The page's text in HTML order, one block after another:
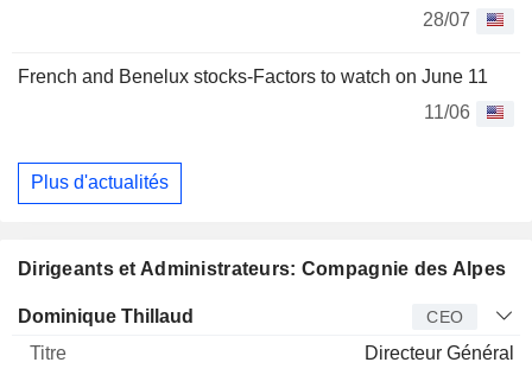
28/07
French and Benelux stocks-Factors to watch on June 11
11/06
Plus d'actualités
Dirigeants et Administrateurs: Compagnie des Alpes
Dirigeant Titre Age
Dominique Thillaud CEO
Directeur Général